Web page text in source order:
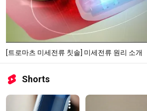
[트로마츠 미세전류 칫솔] 미세전류 원리 소개
Shorts